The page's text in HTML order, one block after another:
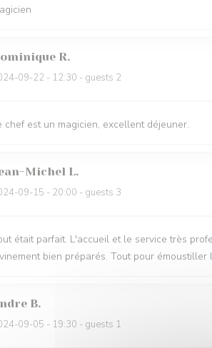
R
09-22 - 12:30 - guests 2
chef est un magicien, excellent déjeuner.
Michel L
09-15 - 20:00 - guests 3
était parfait. L'accueil et le service très
bien préparés. Tout pour
B
09-05 - 19:30 - guests 1